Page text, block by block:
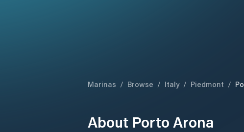
Marinas / Browse / Italy / Piedmont /
About Porto Arona